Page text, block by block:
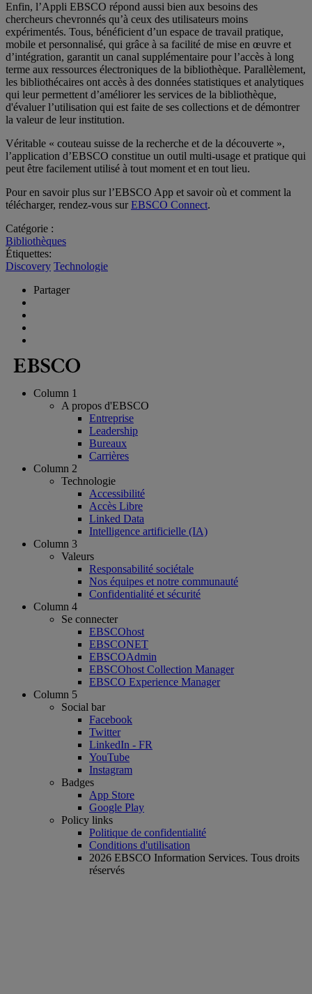
Enfin, l’Appli EBSCO répond aussi bien aux besoins des
chercheurs chevronnés qu’à ceux des utilisateurs moins
expérimentés. Tous, bénéficient d’un espace de travail pratique,
mobile et personnalisé, qui grâce à sa facilité de mise en œuvre et
d’intégration, garantit un canal supplémentaire pour l’accès à long
terme aux ressources électroniques de la bibliothèque. Parallèlement,
les bibliothécaires ont accès à des données statistiques et analytiques
qui leur permettent d’améliorer les services de la bibliothèque,
d'évaluer l’utilisation qui est faite de ses collections et de démontrer
la valeur de leur institution.
Véritable « couteau suisse de la recherche et de la découverte »,
l’application d’EBSCO constitue un outil multi-usage et pratique qui
peut être facilement utilisé à tout moment et en tout lieu.
Pour en savoir plus sur l’EBSCO App et savoir où et comment la
télécharger, rendez-vous surEBSCO Connect.
Catégorie :
Bibliothèques
Étiquettes:
Discovery Technologie
Partager
Column 1
A propos d'EBSCO
Entreprise
Leadership
Bureaux
Carrières
Column 2
Technologie
Accessibilité
Accès Libre
Linked Data
Intelligence artificielle (IA)
Column 3
Valeurs
Responsabilité sociétale
Nos équipes et notre communauté
Confidentialité et sécurité
Column 4
Se connecter
EBSCOhost
EBSCONET
EBSCOAdmin
EBSCOhost Collection Manager
EBSCO Experience Manager
Column 5
Social bar
Facebook
Twitter
LinkedIn - FR
YouTube
Instagram
Badges
App Store
Google Play
Policy links
Politique de confidentialité
Conditions d'utilisation
2026 EBSCO Information Services. Tous droits
réservés